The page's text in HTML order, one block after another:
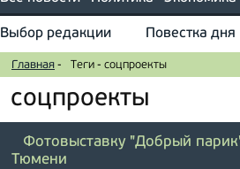
Выбор редакции Повестка дня
Главная - Теги - соцпроекты
соцпроекты
Фотовыставку "Добрый
Тюмени